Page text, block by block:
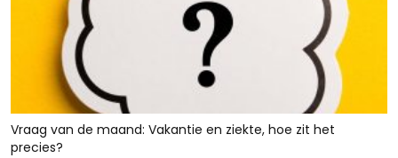
Vraag van de maand: Vakantie en ziekte, hoe zit het
precies?